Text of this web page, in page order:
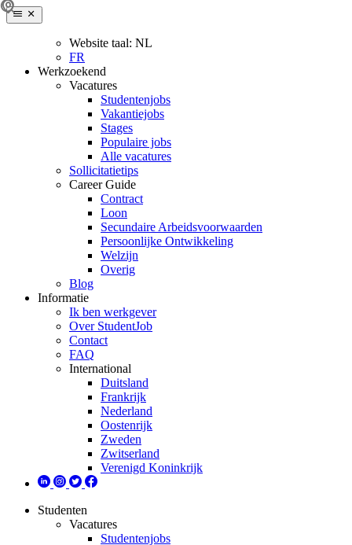
Website taal: NL
FR
Werkzoekend
Vacatures
Studentenjobs
Vakantiejobs
Stages
Populaire jobs
Alle vacatures
Sollicitatietips
Career Guide
Contract
Loon
Secundaire Arbeidsvoorwaarden
Persoonlijke Ontwikkeling
Welzijn
Overig
Blog
Informatie
Ik ben werkgever
Over StudentJob
Contact
FAQ
International
Duitsland
Frankrijk
Nederland
Oostenrijk
Zweden
Zwitserland
Verenigd Koninkrijk
Studenten
Vacatures
Studentenjobs